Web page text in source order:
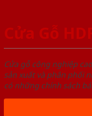
Cửa Gỗ
Cửa gỗ công nghiệp
sản xuất và phân phối
có những chính sách